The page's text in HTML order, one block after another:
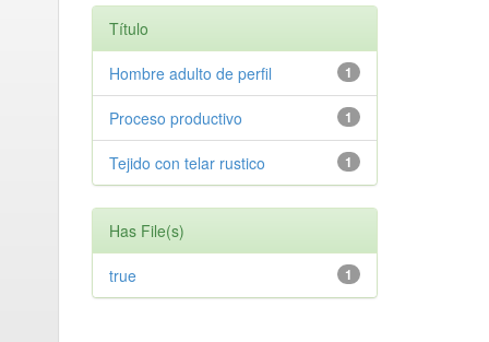
Título
1
Hombre adulto de perfil
1
Proceso productivo
1
Tejido con telar rustico
Has File(s)
1
true